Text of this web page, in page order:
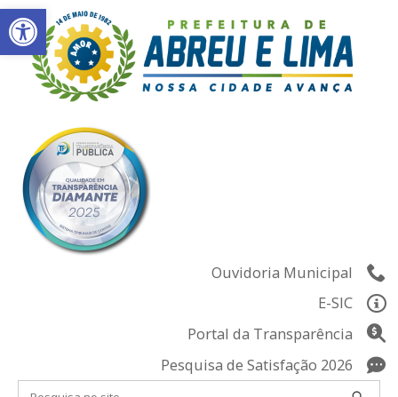
Abrir a barra de ferramentas
Skip
to
content
Ouvidoria Municipal
E-SIC
Portal da Transparência
Pesquisa de Satisfação 2026